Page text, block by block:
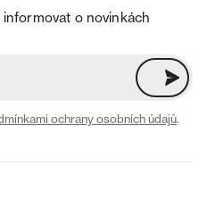
o novinkách
ochrany osobních údajů.